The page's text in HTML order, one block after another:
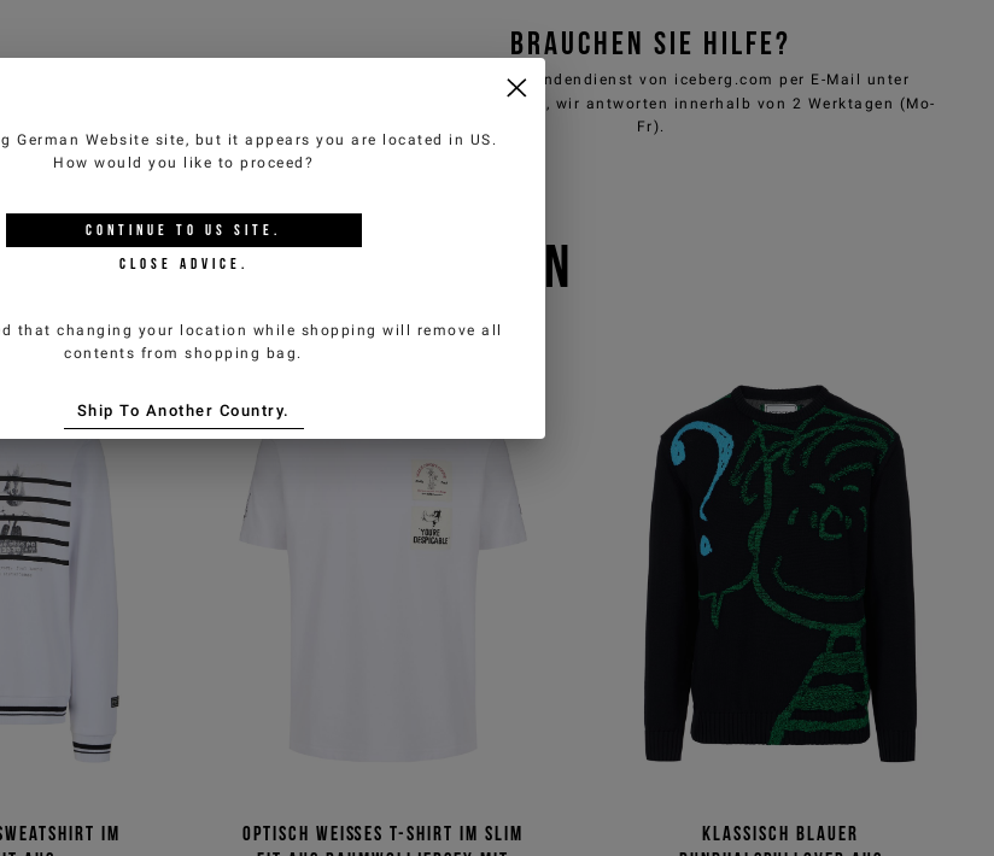
BRAUCHEN SIE HILFE?
Sie können den Kundendienst von iceberg.com per E-Mail unter
customercare@iceberg.com
, wir antworten innerhalb von 2 Werktagen (Mo-
Fr).
IHNEN AUCH GEFALLEN
im
Optisch weißes T-Shirt im Slim
Klassisch blauer
German Website site, but it appears you are located in US .
How would you like to proceed?
CONTINUE TO US SITE.
CLOSE ADVICE.
that changing your location while shopping will remove all
contents from shopping bag.
Ship To Another Country.